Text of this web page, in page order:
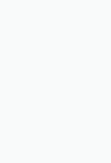
und
Frost, Carina